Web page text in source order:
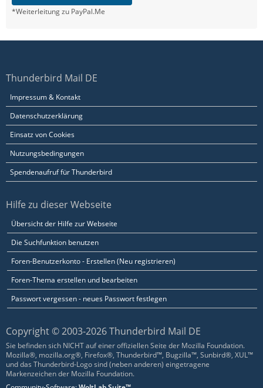
*Weiterleitung zu PayPal.Me
Thunderbird Mail DE
Impressum & Kontakt
Datenschutzerklärung
Einsatz von Cookies
Nutzungsbedingungen
Spendenaufruf für Thunderbird
Hilfe zu dieser Webseite
Übersicht der Hilfe zur Webseite
Die Suchfunktion benutzen
Foren-Benutzerkonto - Erstellen (Neu registrieren)
Foren-Thema erstellen und bearbeiten
Passwort vergessen - neues Passwort festlegen
Copyright © 2003-2026 Thunderbird Mail DE
Sie befinden sich NICHT auf einer offiziellen Seite der Mozilla Foundation.
Mozilla®, mozilla.org®, Firefox®, Thunderbird™, Bugzilla™, Sunbird®, XUL™
und das Thunderbird-Logo sind (neben anderen) eingetragene
Markenzeichen der Mozilla Foundation.